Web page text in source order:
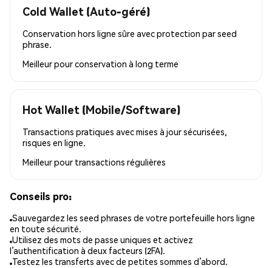
Cold Wallet (Auto-géré)
Conservation hors ligne sûre avec protection par seed
phrase.
Meilleur pourconservation à long terme
Hot Wallet (Mobile/Software)
Transactions pratiques avec mises à jour sécurisées,
risques en ligne.
Meilleur pour transactions régulières
Conseils pro:
Sauvegardez les seed phrases de votre portefeuille hors ligne
en toute sécurité.
Utilisez des mots de passe uniques et activez
l’authentification à deux facteurs (2FA).
Testez les transferts avec de petites sommes d’abord.